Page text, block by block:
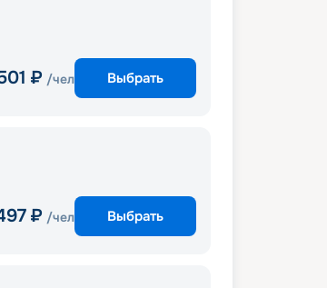
₽ /чел Выбрать
₽ /чел Выбрать